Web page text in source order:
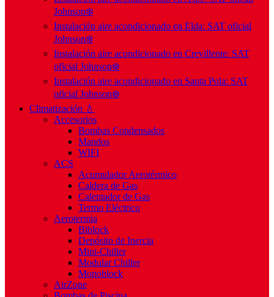
Johnson❄️
Instalación aire acondicionado en Elda: SAT oficial
Johnson❄️
Instalación aire acondicionado en Crevillente: SAT
oficial Johnson❄️
Instalación aire acondicionado en Santa Pola: SAT
oficial Johnson❄️
Climatización 💧
Accesorios
Bombas Condensados
Mandos
WIFI
ACS
Acumulador Aerotérmico
Caldera de Gas
Calentador de Gas
Termo Eléctrico
Aerotermia
Biblock
Depósito de Inercia
Mini-Chiller
Modular Chiller
Monoblock
AirZone